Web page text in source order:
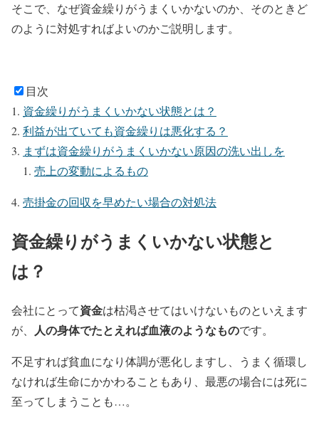
そこで、なぜ資金繰りがうまくいかないのか、そのときど
のように対処すればよいのかご説明します。
目次
資金繰りがうまくいかない状態とは？
利益が出ていても資金繰りは悪化する？
まずは資金繰りがうまくいかない原因の洗い出しを
売上の変動によるもの
売掛金の回収を早めたい場合の対処法
資金繰りがうまくいかない状態と
は？
会社にとって資金は枯渇させてはいけないものといえます
が、 人の身体でたとえれば血液のようなものです。
不足すれば貧血になり体調が悪化しますし、うまく循環し
なければ生命にかかわることもあり、最悪の場合には死に
至ってしまうことも…。